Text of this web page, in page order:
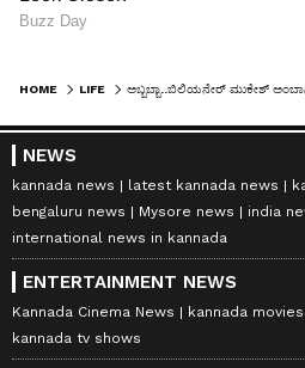
HOME LIFE
NEWS
kannada news latest kannada news
bengaluru news
Mysore news
india
international news in kannada
ENTERTAINMENT NEWS
Kannada Cinema News kannada
kannada tv shows